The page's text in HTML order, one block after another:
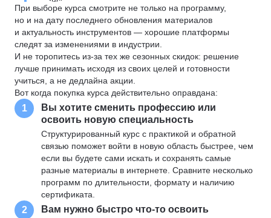
При выборе курса смотрите не только на программу,
но и на дату последнего обновления материалов
и актуальность инструментов — хорошие платформы
следят за изменениями в индустрии.
И не торопитесь из-за тех же сезонных скидок: решение
лучше принимать исходя из своих целей и готовности
учиться, а не дедлайна акции.
Вот когда покупка курса действительно оправдана:
1
Вы хотите сменить профессию или
освоить новую специальность
Структурированный курс с практикой и обратной
связью поможет войти в новую область быстрее, чем
если вы будете сами искать и сохранять самые
разные материалы в интернете. Сравните несколько
программ по длительности, формату и наличию
сертификата.
2 Вам нужно быстро что-то освоить